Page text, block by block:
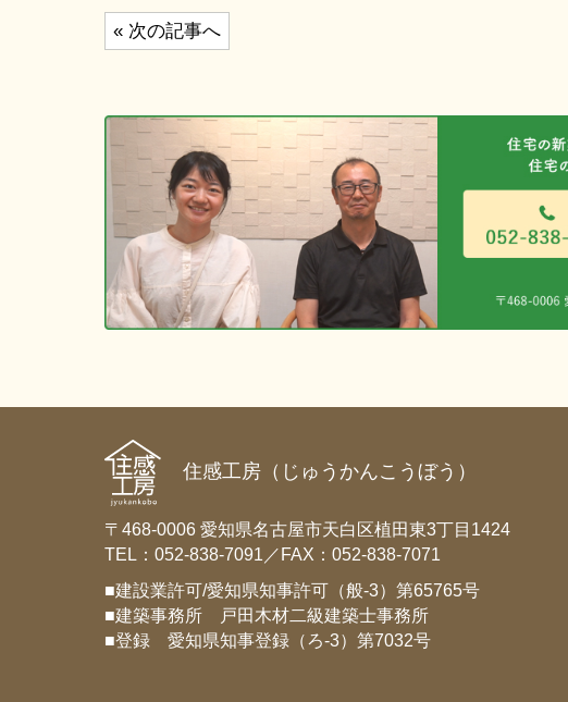
投
稿
シ
ン
« 次の記事へ
住感工房（じゅうかんこうぼう）
〒468-0006 愛知県名古屋市天白区植田東3丁目1424
TEL：052-838-7091／FAX：052-838-7071
■建設業許可/愛知県知事許可（般-3）第65765号
■建築事務所 戸田木材二級建築士事務所
■登録 愛知県知事登録（ろ-3）第7032号